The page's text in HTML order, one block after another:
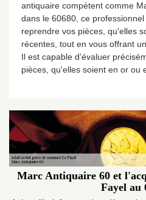
antiquaire compétent comme
dans le 60680, ce
reprendre vos pièces, qu'elles
récentes, tout en vous offrant
Il est capable d'évaluer
pièces, qu'elles soient en or ou
Marc Antiquaire 60 et
Fayel au